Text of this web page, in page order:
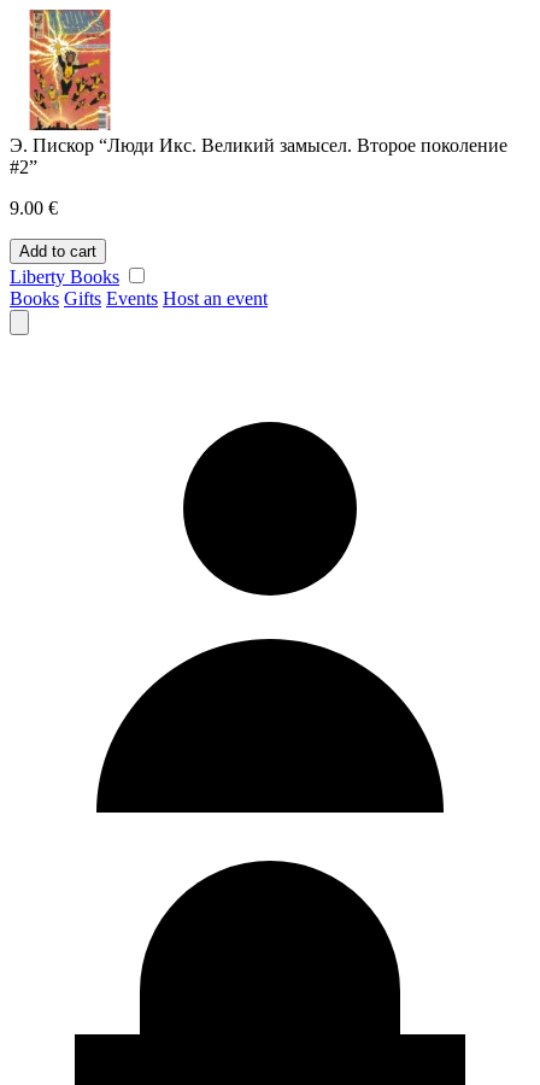
Skip
content
Э. Пискор “Люди Икс. Великий замысел. Второе поколение
#2”
9.00 €
Э.
Пискор
"Люди
Икс.
Великий
Add to cart
Liberty Books
Books Gifts Events Host an event